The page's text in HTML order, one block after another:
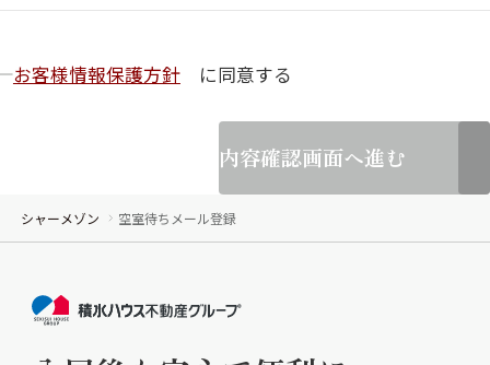
お問い合わせ・よくある質問
シャーメゾンライフ GUARD
お客様情報保護方針 に同意する
内容確認画面へ進む
シャーメゾン 空室待ちメール登録